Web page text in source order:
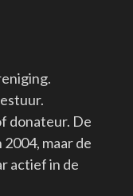
donateur. De
maar de
actief in de